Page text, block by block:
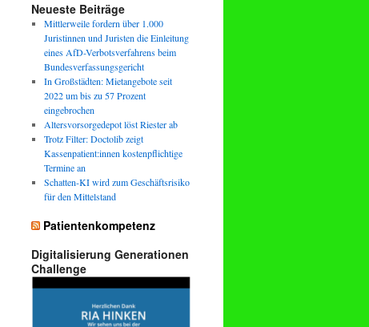
Neueste Beiträge
Mittlerweile fordern über 1.000
Juristinnen und Juristen die Einleitung
eines AfD-Verbotsverfahrens beim
Bundesverfassungsgericht
In Großstädten: Mietangebote seit
2022 um bis zu 57 Prozent
eingebrochen
Altersvorsorgedepot löst Riester ab
Trotz Filter: Doctolib zeigt
Kassenpatient:innen kostenpflichtige
Termine an
Schatten-KI wird zum Geschäftsrisiko
für den Mittelstand
Patientenkompetenz
Digitalisierung Generationen
Challenge